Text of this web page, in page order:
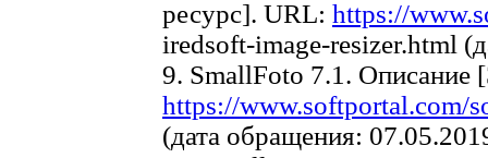
ресурс]. URL: https://
iredsoft-image-resizer.html
9. SmallFoto 7.1. Описание
https://www.softportal.com/
(дата обращения: